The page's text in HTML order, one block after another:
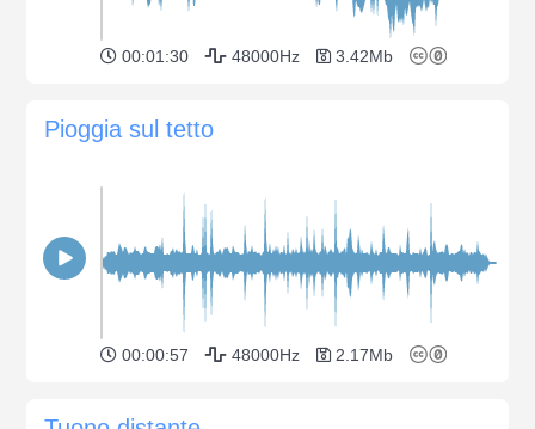
00:01:30 48000Hz 3.42Mb
Pioggia sul tetto
00:00:57 48000Hz 2.17Mb